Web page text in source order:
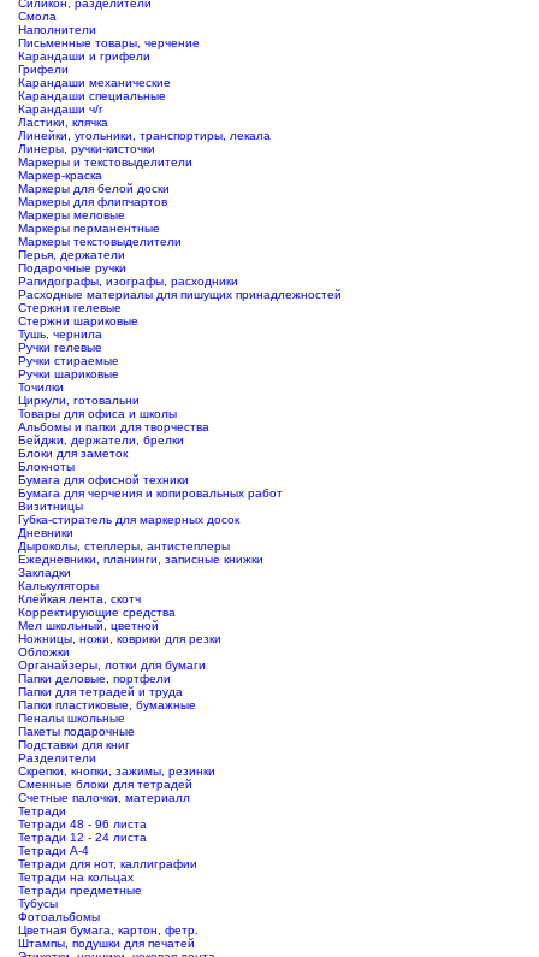
Силикон, разделители
Смола
Наполнители
Письменные товары, черчение
Карандаши и грифели
Грифели
Карандаши механические
Карандаши специальные
Карандаши ч/г
Ластики, клячка
Линейки, угольники, транспортиры, лекала
Линеры, ручки-кисточки
Маркеры и текстовыделители
Маркер-краска
Маркеры для белой доски
Маркеры для флипчартов
Маркеры меловые
Маркеры перманентные
Маркеры текстовыделители
Перья, держатели
Подарочные ручки
Рапидографы, изографы, расходники
Расходные материалы для пишущих принадлежностей
Стержни гелевые
Стержни шариковые
Тушь, чернила
Ручки гелевые
Ручки стираемые
Ручки шариковые
Точилки
Циркули, готовальни
Товары для офиса и школы
Альбомы и папки для творчества
Бейджи, держатели, брелки
Блоки для заметок
Блокноты
Бумага для офисной техники
Бумага для черчения и копировальных работ
Визитницы
Губка-стиратель для маркерных досок
Дневники
Дыроколы, степлеры, антистеплеры
Ежедневники, планинги, записные книжки
Закладки
Калькуляторы
Клейкая лента, скотч
Корректирующие средства
Мел школьный, цветной
Ножницы, ножи, коврики для резки
Обложки
Органайзеры, лотки для бумаги
Папки деловые, портфели
Папки для тетрадей и труда
Папки пластиковые, бумажные
Пеналы школьные
Пакеты подарочные
Подставки для книг
Разделители
Скрепки, кнопки, зажимы, резинки
Сменные блоки для тетрадей
Счетные палочки, материалл
Тетради
Тетради 48 - 96 листа
Тетради 12 - 24 листа
Тетради А-4
Тетради для нот, каллиграфии
Тетради на кольцах
Тетради предметные
Тубусы
Фотоальбомы
Цветная бумага, картон, фетр.
Штампы, подушки для печатей